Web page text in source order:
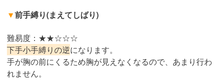
▼前手縛り(まえてしばり)
難易度：★★☆☆☆
下手小手縛りの逆になります。
手が胸の前にくるため胸が見えなくなるので、あまり行わ
れません。